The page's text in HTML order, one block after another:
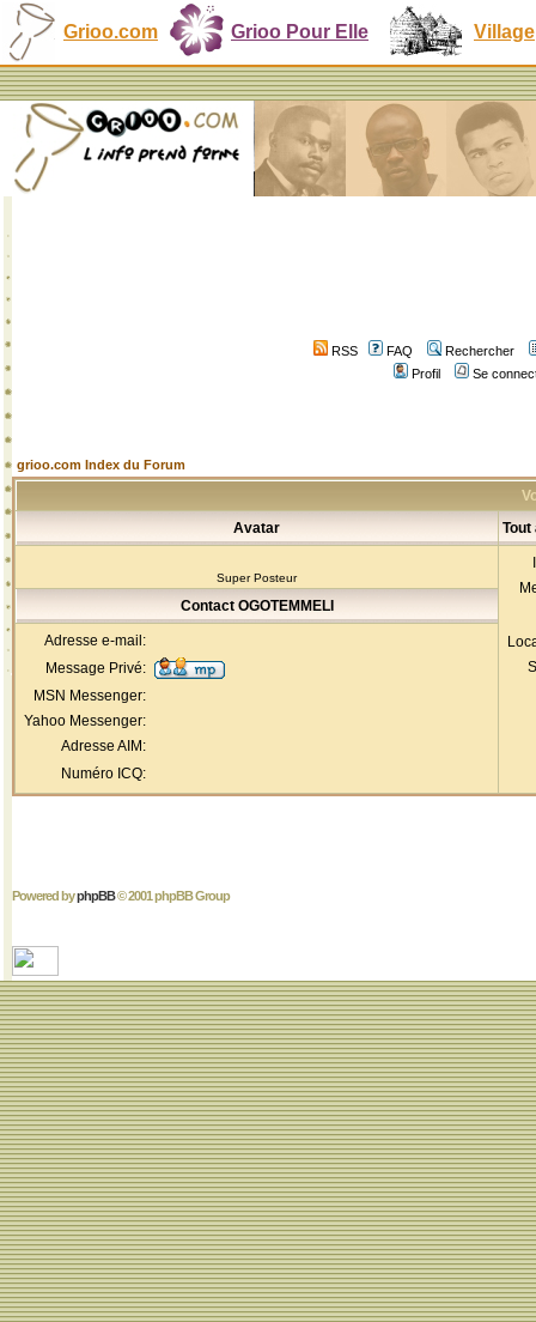
Grioo.com Grioo Pour Elle Village
RSS FAQ
Rechercher
Profil
Se
grioo.com Index du Forum
Avatar
Tout
Super Posteur
Contact OGOTEMMELI
Adresse e-mail:
Message Privé:
MSN Messenger:
Yahoo Messenger:
Adresse AIM:
Numéro ICQ:
Powered byphpBB© 2001 phpBB Group